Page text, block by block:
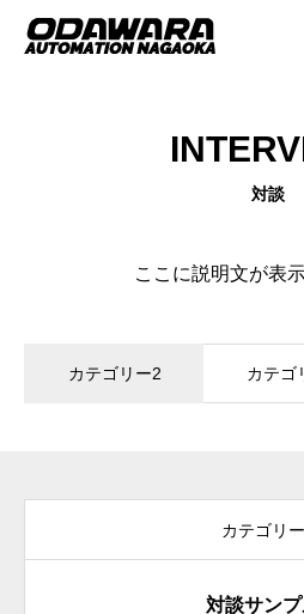
経営理念
対談
ここに説明文が表
カテゴ
カテゴリー2
カテゴリ
対談サン